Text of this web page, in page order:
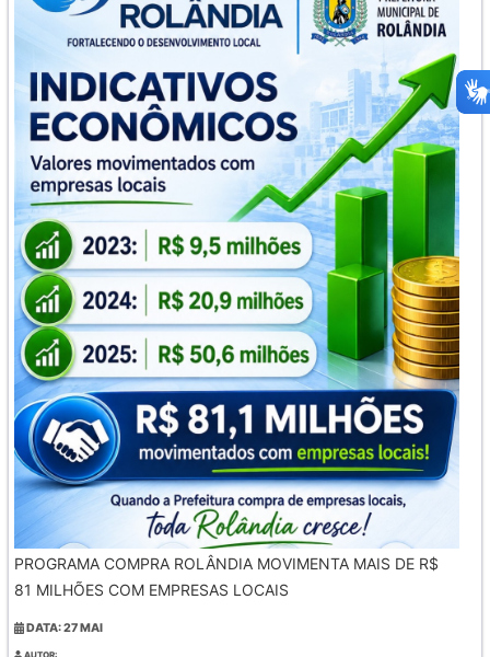
PROGRAMA COMPRA ROLÂNDIA MOVIMENTA MAIS DE R$
81 MILHÕES COM EMPRESAS LOCAIS
DATA: 27 MAI